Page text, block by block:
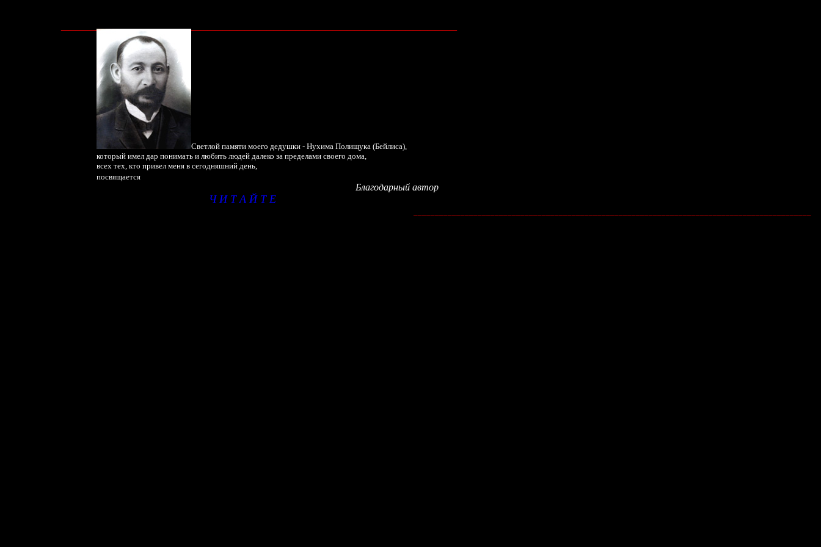
Светлой памяти моего дедушки - Нухима Полищука (Бейлиса),
который имел дар понимать и любить людей далеко за пределами своего дома,
всех тех, кто привел меня в сегодняшний день,
посвящается
Благодарный автор
Ч И Т А Й Т Е